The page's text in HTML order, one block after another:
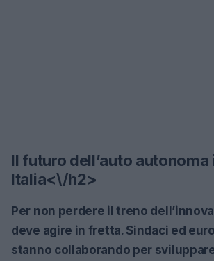
Il futuro dell’auto autonoma
Italia<\/h2>
Per non perdere il treno
deve agire in fretta. Sindaci ed
stanno collaborando per